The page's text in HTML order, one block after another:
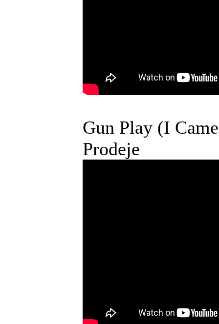
Gun Play (I
Prodeje